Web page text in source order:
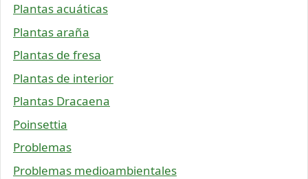
Plantas acuáticas
Plantas araña
Plantas de fresa
Plantas de interior
Plantas Dracaena
Poinsettia
Problemas
Problemas medioambientales